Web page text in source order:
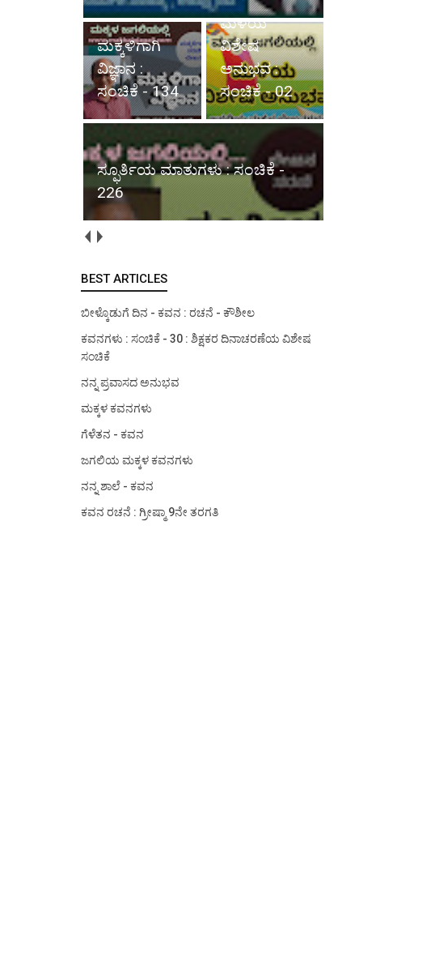
ಮಳೆಯ
ವಿಶೇಷ
ಅನುಭವ :
ಸಂಚಿಕೆ - 02
ಸ್ಫೂರ್ತಿಯ
ಮಾತುಗಳು :
ಸಂಚಿಕೆ - 226
ಮಳೆಯ ವಿಶೇಷ ಅನುಭವ : ಸಂಚಿಕೆ -
01
BEST ARTICLES
ಬೀಳ್ಕೊಡುಗೆ ದಿನ - ಕವನ : ರಚನೆ - ಕೌಶೀಲ
ಕವನಗಳು : ಸಂಚಿಕೆ - 30 : ಶಿಕ್ಷಕರ ದಿನಾಚರಣೆಯ ವಿಶೇಷ
ಸಂಚಿಕೆ
ನನ್ನ ಪ್ರವಾಸದ ಅನುಭವ
ಮಕ್ಕಳ ಕವನಗಳು
ಗೆಳೆತನ - ಕವನ
ಜಗಲಿಯ ಮಕ್ಕಳ ಕವನಗಳು
ನನ್ನ ಶಾಲೆ - ಕವನ
ಕವನ ರಚನೆ : ಗ್ರೀಷ್ಮಾ 9ನೇ ತರಗತಿ